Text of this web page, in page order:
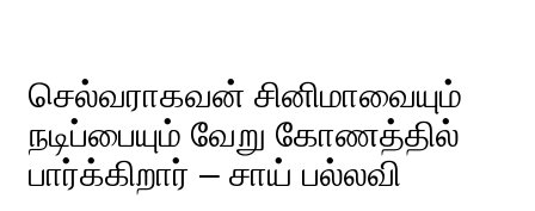
செல்வராகவன் சினிமாவையும்
நடிப்பையும் வேறு கோணத்தில்
பார்க்கிறார் – சாய் பல்லவி